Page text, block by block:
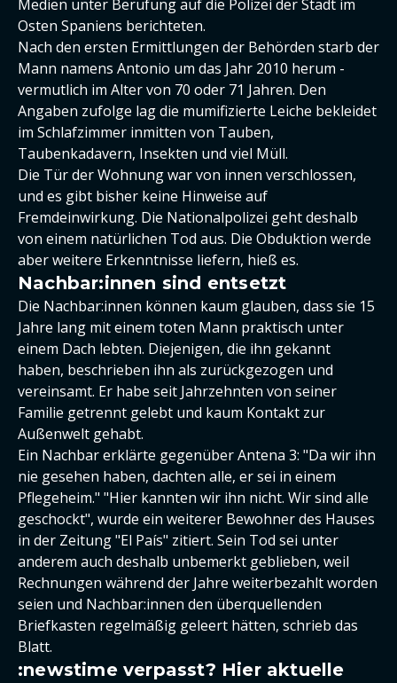
Medien unter Berufung auf die Polizei der Stadt im
Osten Spaniens berichteten.
Nach den ersten Ermittlungen der Behörden starb der
Mann namens Antonio um das Jahr 2010 herum -
vermutlich im Alter von 70 oder 71 Jahren. Den
Angaben zufolge lag die mumifizierte Leiche bekleidet
im Schlafzimmer inmitten von Tauben,
Taubenkadavern, Insekten und viel Müll.
Die Tür der Wohnung war von innen verschlossen,
und es gibt bisher keine Hinweise auf
Fremdeinwirkung. Die Nationalpolizei geht deshalb
von einem natürlichen Tod aus. Die Obduktion werde
aber weitere Erkenntnisse liefern, hieß es.
Nachbar:innen sind entsetzt
Die Nachbar:innen können kaum glauben, dass sie 15
Jahre lang mit einem toten Mann praktisch unter
einem Dach lebten. Diejenigen, die ihn gekannt
haben, beschrieben ihn als zurückgezogen und
vereinsamt. Er habe seit Jahrzehnten von seiner
Familie getrennt gelebt und kaum Kontakt zur
Außenwelt gehabt.
Ein Nachbar erklärte gegenüber Antena 3: "Da wir ihn
nie gesehen haben, dachten alle, er sei in einem
Pflegeheim." "Hier kannten wir ihn nicht. Wir sind alle
geschockt", wurde ein weiterer Bewohner des Hauses
in der Zeitung "El País" zitiert. Sein Tod sei unter
anderem auch deshalb unbemerkt geblieben, weil
Rechnungen während der Jahre weiterbezahlt worden
seien und Nachbar:innen den überquellenden
Briefkasten regelmäßig geleert hätten, schrieb das
Blatt.
:newstime verpasst? Hier aktuelle